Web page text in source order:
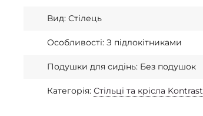
Вид: Стілець
Особливості: З підлокітниками
Подушки для сидінь: Без подушок
Категорія: Стільці та крісла Kontrast